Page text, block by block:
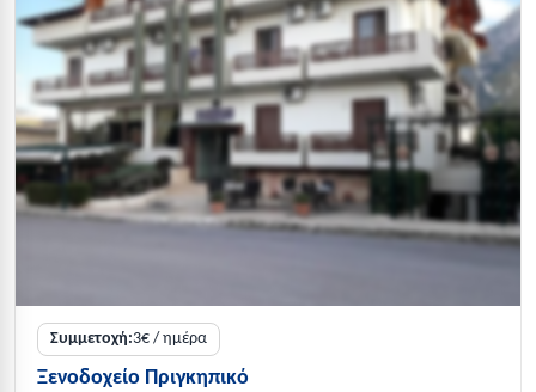
Συμμετοχή:3€ / ημέρα
Ξενοδοχείο Πριγκηπικό